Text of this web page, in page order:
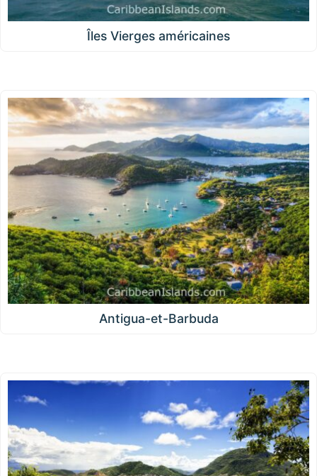
Îles Vierges américaines
Antigua-et-Barbuda